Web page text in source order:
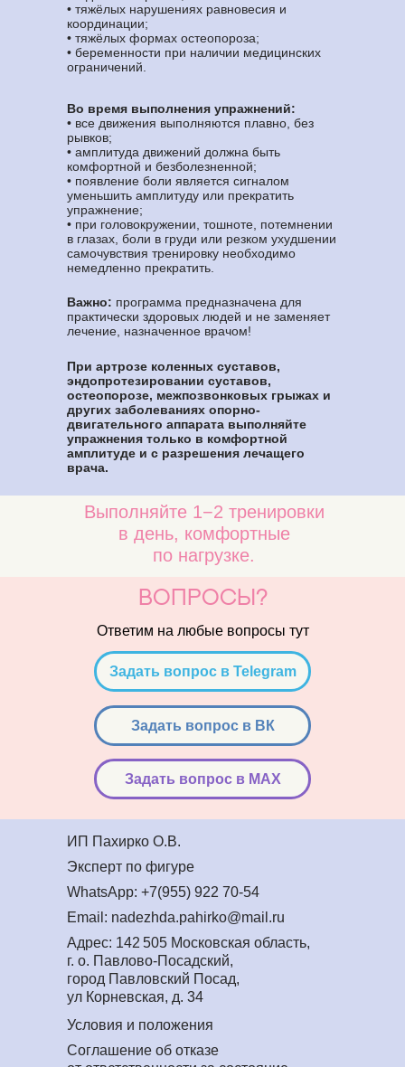
• тяжёлых нарушениях равновесия и
координации;
• тяжёлых формах остеопороза;
• беременности при наличии медицинских
ограничений.
Во время выполнения упражнений:
• все движения выполняются плавно, без
рывков;
• амплитуда движений должна быть
комфортной и безболезненной;
• появление боли является сигналом
уменьшить амплитуду или прекратить
упражнение;
• при головокружении, тошноте, потемнении
в глазах, боли в груди или резком ухудшении
самочувствия тренировку необходимо
немедленно прекратить.
Важно: программа предназначена для
практически здоровых людей и не заменяет
лечение, назначенное врачом!
При артрозе коленных суставов,
эндопротезировании суставов,
остеопорозе, межпозвонковых грыжах и
других заболеваниях опорно-
двигательного аппарата выполняйте
упражнения только в комфортной
амплитуде и с разрешения лечащего
врача.
Выполняйте 1−2 тренировки
в день, комфортные
по нагрузке.
вопросы?
Ответим на любые вопросы тут
Задать вопрос в Telegram
Задать вопрос в ВК
Задать вопрос в MAX
Условия и положения
ИП Пахирко О.В.
Эксперт по фигуре
WhatsApp: +7(955) 922 70-54
Email: nadezhda.pahirko@mail.ru
Адрес: 142 505 Московская область,
г. о. Павлово-Посадский,
город Павловский Посад,
ул Корневская, д. 34
Соглашение об отказе